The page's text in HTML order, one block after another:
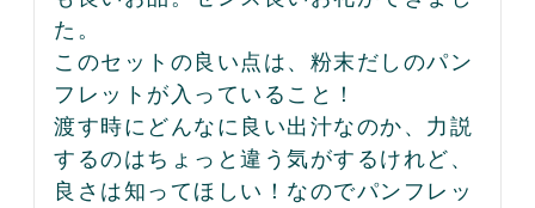
た。
このセットの良い点は、粉末だしのパン
フレットが入っていること！
渡す時にどんなに良い出汁なのか、力説
するのはちょっと違う気がするけれど、
良さは知ってほしい！なのでパンフレッ